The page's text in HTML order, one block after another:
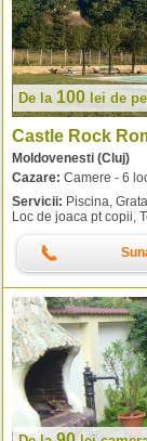
De la 100 lei de
Castle Rock
Moldovenesti (Cluj)
Cazare: Camere - 6
Servicii: Piscina,
Loc de joaca pt copii,